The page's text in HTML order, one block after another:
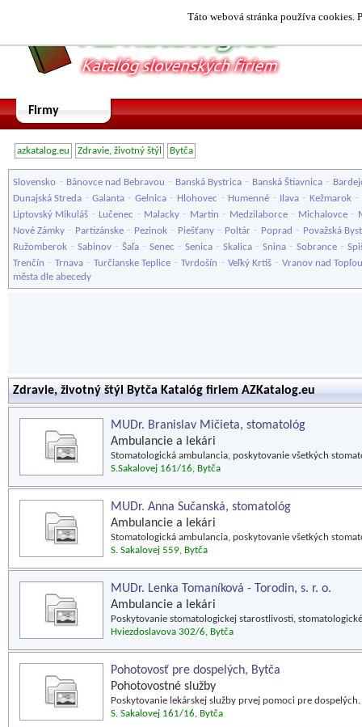
Táto webová stránka používa cookies.
Firmy
azkatalog.eu Zdravie, životný štýl Bytča
Slovensko - Bánovce nad Bebravou - Banská Bystrica - Banská Štiavnica -
Dunajská Streda - Galanta - Gelnica - Hlohovec - Humenné - Ilava - Kežmarok -
Liptovský Mikuláš - Lučenec - Malacky - Martin - Medzilaborce - Michalovce -
Nové Zámky - Partizánske - Pezinok - Piešťany - Poltár - Poprad - Považská
Ružomberok - Sabinov - Šaľa - Senec - Senica - Skalica - Snina - Sobrance -
Trenčín - Trnava - Turčianske Teplice - Tvrdošín - Veľký Krtíš - Vranov nad Topľou
města dle abecedy
Zdravie, životný štýl Bytča Katalóg firiem AZKatalog.eu
MUDr. Branislav Mičieta, stomatológ
Ambulancie a lekári
Stomatologická ambulancia, poskytovanie všetkých
S.Sakalovej 161/16, Bytča
MUDr. Anna Sučanská, stomatológ
Ambulancie a lekári
Stomatologická ambulancia, poskytovanie všetkých
S. Sakalovej 559, Bytča
MUDr. Lenka Tomaníková - Torodin, s. r. o.
Ambulancie a lekári
Poskytovanie stomatologickej starostlivosti,
Hviezdoslavova 302/6, Bytča
Pohotovosť pre dospelých, Bytča
Pohotovostné služby
Poskytovanie lekárskej služby prvej pomoci pre dospelých.
S. Sakalovej 161/16, Bytča